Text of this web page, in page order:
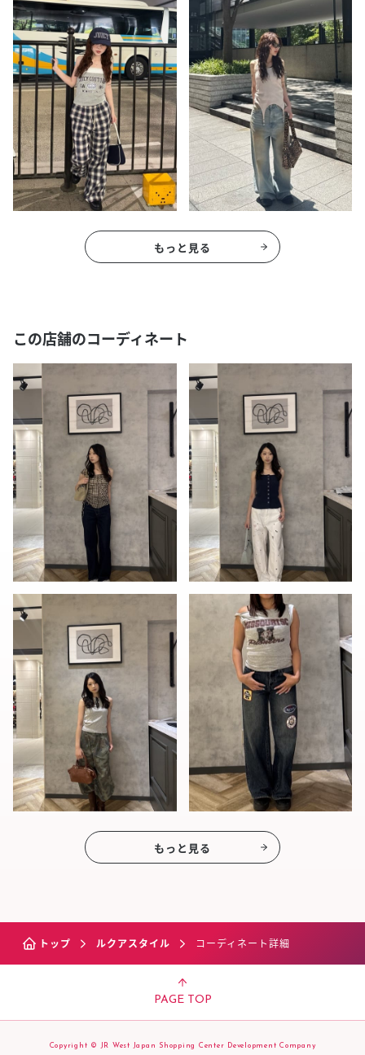
もっと見る
この店舗のコーディネート
もっと見る
トップ ルクアスタイル コーディネート詳細
PAGE TOP
Copyright © JR West Japan Shopping Center Development Company